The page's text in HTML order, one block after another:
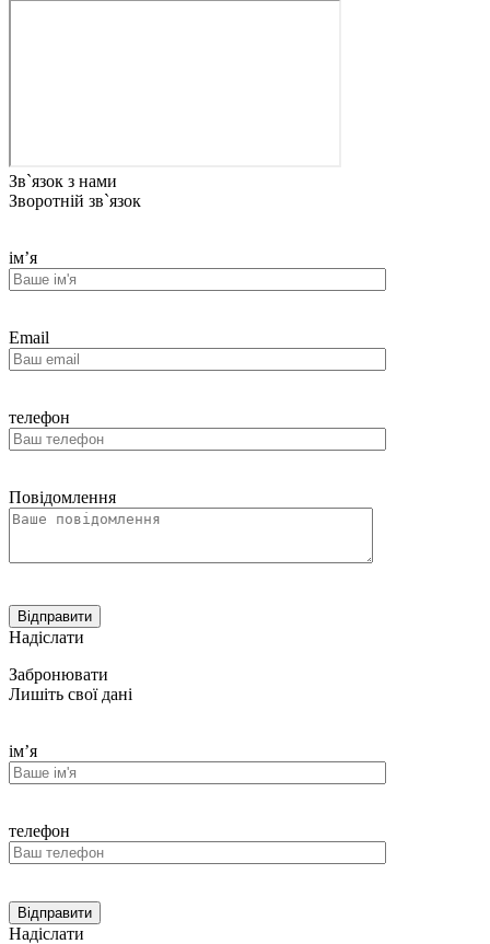
Зв`язок з нами
Зворотній зв`язок
ім’я
Email
телефон
Повідомлення
Надіслати
Забронювати
Лишіть свої дані
ім’я
телефон
Надіслати